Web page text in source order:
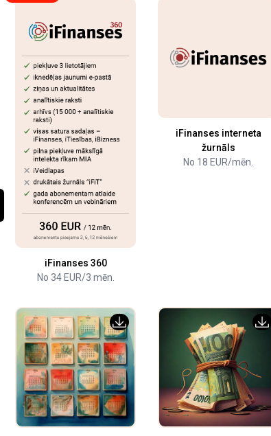
iFinanses 360
No 34 EUR/3 mēn.
iFinanses interneta
žurnāls
No 18 EUR/mēn.